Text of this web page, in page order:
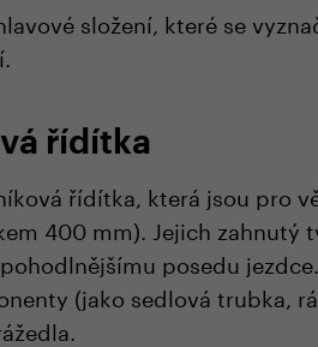
složení, které se
řídítka
řídítka, která jsou pro
400 mm). Jejich zahnutý
posedu
(jako sedlová trubka,